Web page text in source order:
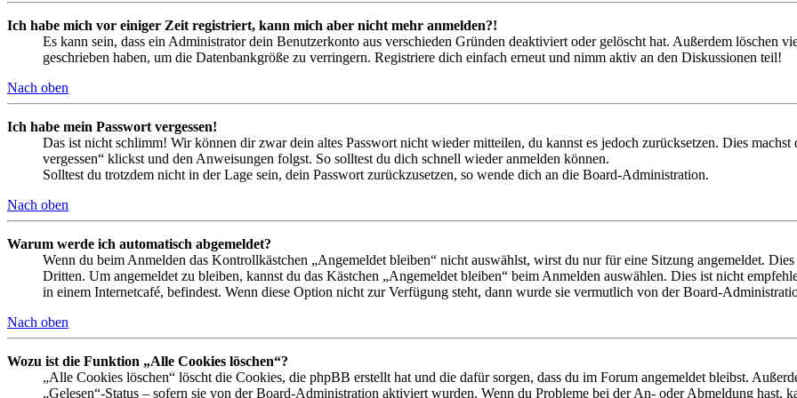
Ich habe mich vor einiger Zeit registriert, kann mich aber nicht mehr anmelden?!
Es kann sein, dass ein Administrator dein Benutzerkonto aus verschieden Gründen deaktiviert oder gelöscht hat. Außerdem löschen
geschrieben haben, um die Datenbankgröße zu verringern. Registriere dich einfach erneut und nimm aktiv an den Diskussionen teil!
Nach oben
Ich habe mein Passwort vergessen!
Das ist nicht schlimm! Wir können dir zwar dein altes Passwort nicht wieder mitteilen, du kannst es jedoch zurücksetzen. Dies
vergessen“ klickst und den Anweisungen folgst. So solltest du dich schnell wieder anmelden können.
Solltest du trotzdem nicht in der Lage sein, dein Passwort zurückzusetzen, so wende dich an die Board-Administration.
Nach oben
Warum werde ich automatisch abgemeldet?
Wenn du beim Anmelden das Kontrollkästchen „Angemeldet bleiben“ nicht auswählst, wirst du nur für eine Sitzung angemeldet.
Dritten. Um angemeldet zu bleiben, kannst du das Kästchen „Angemeldet bleiben“ beim Anmelden auswählen. Dies ist nicht
in einem Internetcafé, befindest. Wenn diese Option nicht zur Verfügung steht, dann wurde sie vermutlich von der Board-
Nach oben
Wozu ist die Funktion „Alle Cookies löschen“?
„Alle Cookies löschen“ löscht die Cookies, die phpBB erstellt hat und die dafür sorgen, dass du im Forum angemeldet bleibst.
„Gelesen“-Status – sofern sie von der Board-Administration aktiviert wurden. Wenn du Probleme bei der An- oder Abmeldung hast,